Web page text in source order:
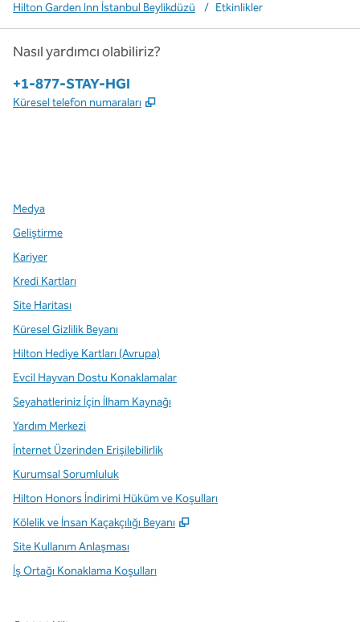
Hilton Garden Inn İstanbul Beylikdüzü
/ Etkinlikler
Nasıl yardımcı olabiliriz?
Telefon:
+1-877-STAY-HGI
Küresel telefon numaraları ,
Medya
Geliştirme
Kariyer
Kredi Kartları
Site Haritası
Küresel Gizlilik Beyanı
Hilton Hediye Kartları (Avrupa)
Evcil Hayvan Dostu Konaklamalar
Seyahatleriniz İçin İlham Kaynağı
Yardım Merkezi
İnternet Üzerinden Erişilebilirlik
Kurumsal Sorumluluk
Hilton Honors İndirimi Hüküm ve Koşulları
Kölelik ve İnsan Kaçakçılığı Beyanı
,
Site Kullanım Anlaşması
İş Ortağı Konaklama Koşulları